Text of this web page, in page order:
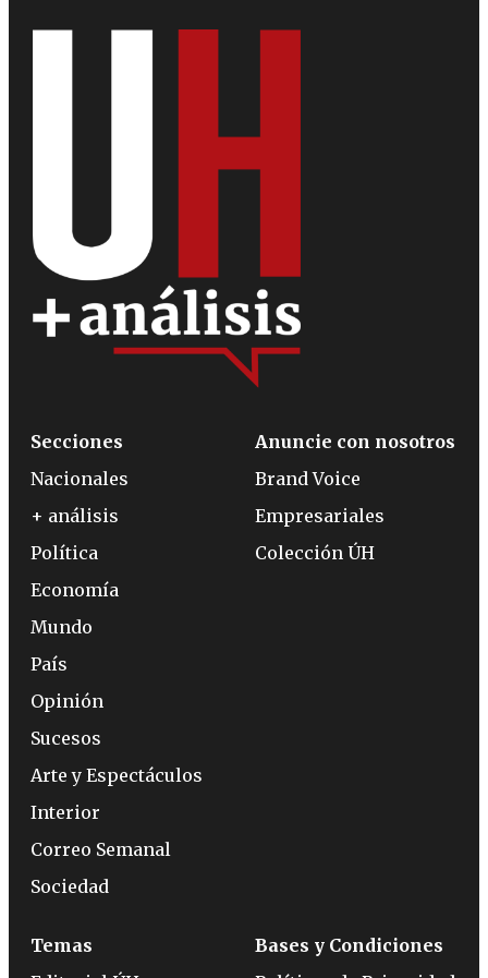
Secciones
Nacionales
+ análisis
Política
Economía
Mundo
País
Opinión
Sucesos
Arte y Espectáculos
Interior
Correo Semanal
Sociedad
Anuncie con nosotros
Brand Voice
Empresariales
Colección ÚH
Temas
Bases y Condiciones